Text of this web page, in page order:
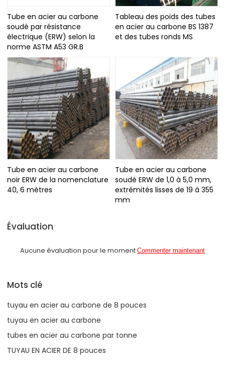
Tube en acier au carbone
soudé par résistance
électrique (ERW) selon la
norme ASTM A53 GR.B
Tableau des poids des tubes
en acier au carbone BS 1387
et des tubes ronds MS
Tube en acier au carbone
noir ERW de la nomenclature
40, 6 mètres
Tube en acier au carbone
soudé ERW de 1,0 à 5,0 mm,
extrémités lisses de 19 à 355
mm
Évaluation
Aucune évaluation pour le moment Commenter maintenant
Mots clé
tuyau en acier au carbone de 8 pouces
tuyau en acier au carbone
tubes en acier au carbone par tonne
TUYAU EN ACIER DE 8 pouces